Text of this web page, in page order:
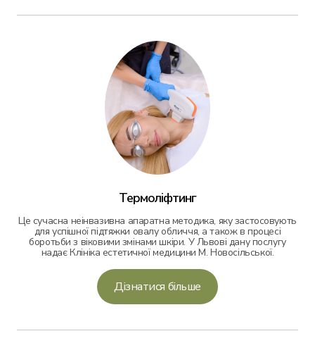
Термоліфтинг
Це сучасна неінвазивна апаратна методика, яку застосовують
для успішної підтяжки овалу обличчя, а також в процесі
боротьби з віковими змінами шкіри. У Львові дану послугу
надає Клініка естетичної медицини М. Новосільської.
Дізнатися більше